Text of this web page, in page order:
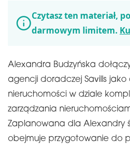
Czytasz ten materiał,
darmowym limitem.
Alexandra Budzyńska
agencji doradczej Savills
nieruchomości w dziale
zarządzania
Zaplanowana dla Alexandry
obejmuje przygotowanie do